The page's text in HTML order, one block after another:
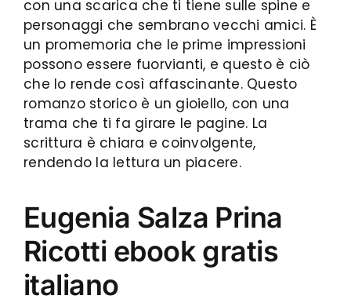
con una scarica che ti tiene sulle spine e
personaggi che sembrano vecchi amici. È
un promemoria che le prime impressioni
possono essere fuorvianti, e questo è ciò
che lo rende così affascinante. Questo
romanzo storico è un gioiello, con una
trama che ti fa girare le pagine. La
scrittura è chiara e coinvolgente,
rendendo la lettura un piacere.
Eugenia Salza Prina
Ricotti ebook gratis
italiano